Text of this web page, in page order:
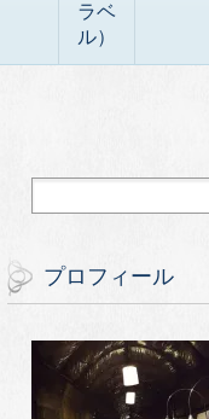
ラベ
ル）
プロフィール